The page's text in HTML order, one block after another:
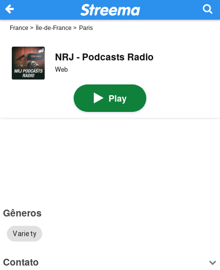
France > Île-de-France > Paris
NRJ - Podcasts Radio
Web
Play
Gêneros
Variety
Contato